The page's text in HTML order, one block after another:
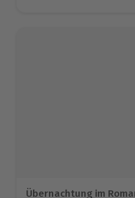
Übernachtung im